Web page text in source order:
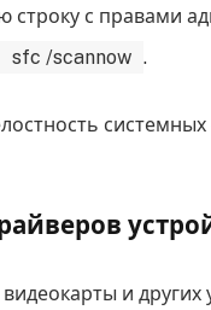
строку с правами
sfc /scannow .
и других